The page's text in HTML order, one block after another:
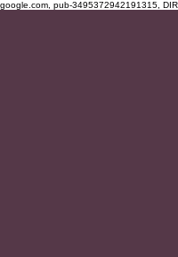
google.com, pub-3495372942191315,